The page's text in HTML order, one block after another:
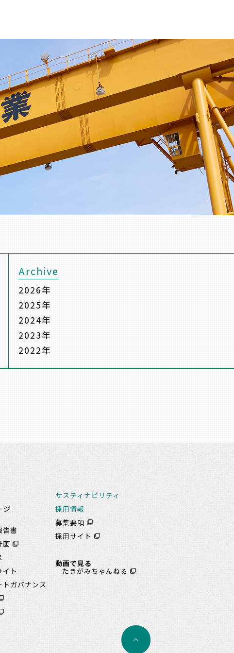
Archive
2026年
2025年
2024年
2023年
2022年
ジ
告書
画
イト
トガバナンス
サスティナビリティ
採用情報
募集要項
採用サイト
動画で見る
たきがみちゃんねる